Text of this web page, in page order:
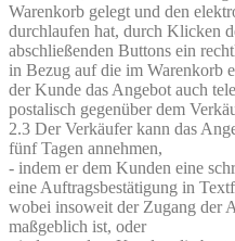
Warenkorb gelegt und den
durchlaufen hat, durch Klicken
abschließenden Buttons ein
in Bezug auf die im Warenkorb
der Kunde das Angebot auch
postalisch gegenüber dem
2.3 Der Verkäufer kann das
fünf Tagen annehmen,
- indem er dem Kunden eine
eine Auftragsbestätigung in
wobei insoweit der Zugang der
maßgeblich ist, oder